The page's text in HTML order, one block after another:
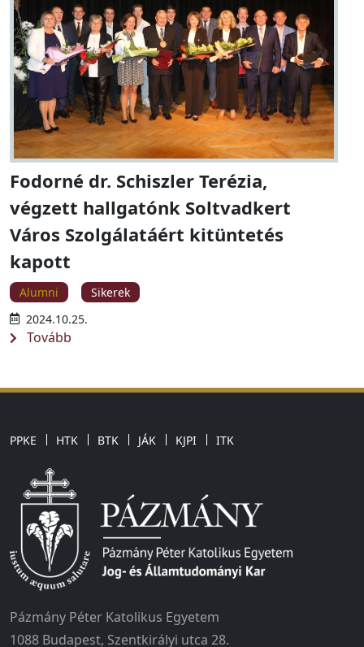
Fodorné dr. Schiszler Terézia,
végzett hallgatónk Soltvadkert
Város Szolgálatáért kitüntetés
kapott
Alumni
Sikerek
2024.10.25.
Tovább
PPKE HTK BTK JÁK KJPI ITK
Pázmány Péter Katolikus Egyetem
1088 Budapest, Szentkirályi utca 28.